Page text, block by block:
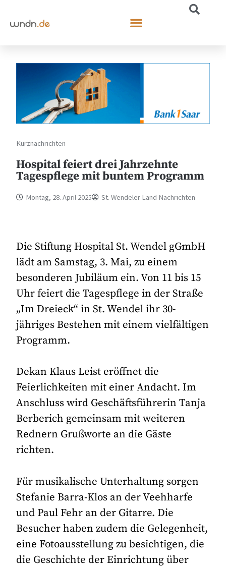
Kurznachrichten
Hospital feiert drei Jahrzehnte
Tagespflege mit buntem Programm
Montag, 28. April 2025 St. Wendeler Land Nachrichten
Die Stiftung Hospital St. Wendel gGmbH
lädt am Samstag, 3. Mai, zu einem
besonderen Jubiläum ein. Von 11 bis 15
Uhr feiert die Tagespflege in der Straße
„Im Dreieck“ in St. Wendel ihr 30-
jähriges Bestehen mit einem vielfältigen
Programm.
Dekan Klaus Leist eröffnet die
Feierlichkeiten mit einer Andacht. Im
Anschluss wird Geschäftsführerin Tanja
Berberich gemeinsam mit weiteren
Rednern Grußworte an die Gäste
richten.
Für musikalische Unterhaltung sorgen
Stefanie Barra-Klos an der Veehharfe
und Paul Fehr an der Gitarre. Die
Besucher haben zudem die Gelegenheit,
eine Fotoausstellung zu besichtigen, die
die Geschichte der Einrichtung über